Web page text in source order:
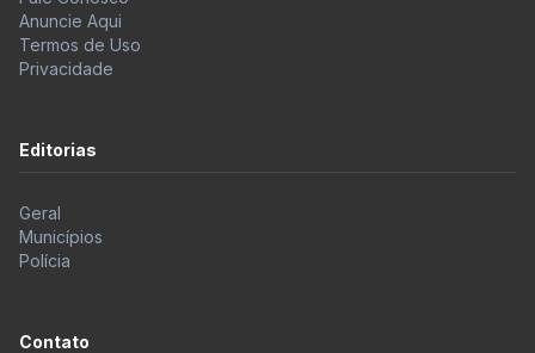
Fale Conosco
Anuncie Aqui
Termos de Uso
Geral
Municípios